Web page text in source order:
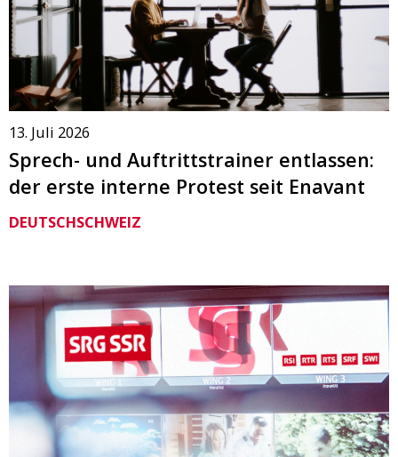
13. Juli 2026
Sprech- und Auftrittstrainer entlassen:
der erste interne Protest seit Enavant
DEUTSCHSCHWEIZ